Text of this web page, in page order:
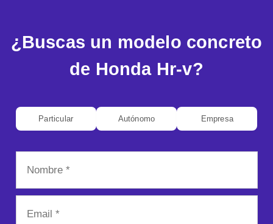
¿Buscas un modelo concreto
de Honda Hr-v?
Particular Autónomo Empresa